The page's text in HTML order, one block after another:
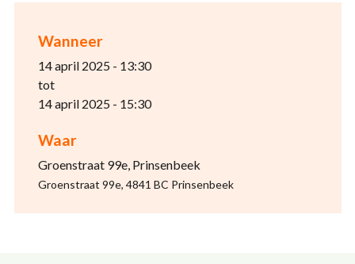
Wanneer
14 april 2025 - 13:30
tot
14 april 2025 - 15:30
Waar
Groenstraat 99e, Prinsenbeek
Groenstraat 99e, 4841 BC Prinsenbeek